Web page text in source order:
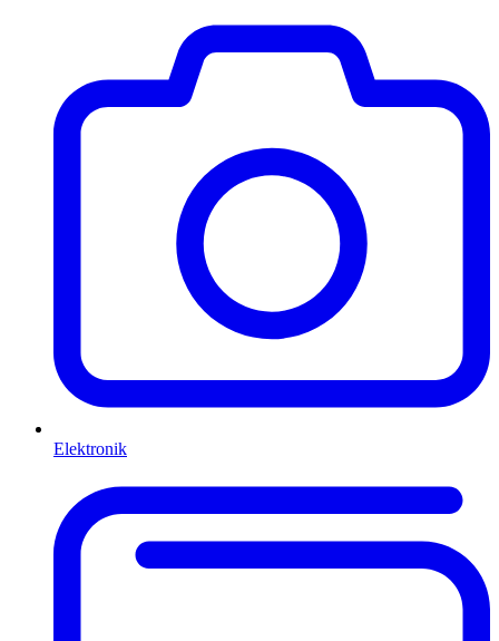
Elektronik